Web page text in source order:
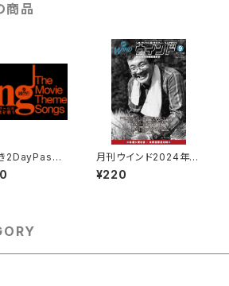
商品
2DayPass】
タリー石田
)えのもとく
月刊ウインド2024年9
月号
¥220